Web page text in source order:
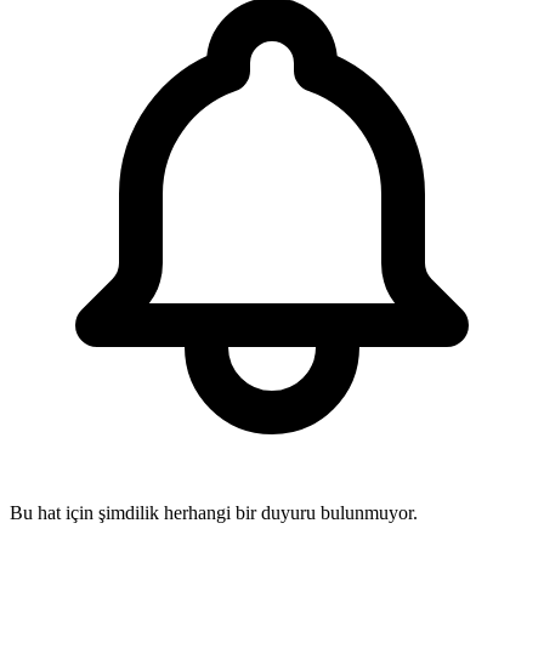
Bu hat için şimdilik herhangi bir duyuru bulunmuyor.